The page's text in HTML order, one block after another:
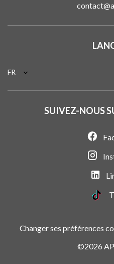
FR
SUIVEZ-NOUS
Changer ses préférences
©2026